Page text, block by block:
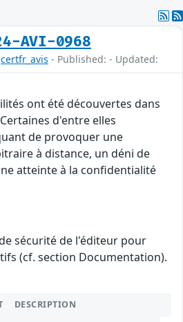
AVI-0968
certfr_avis - Published: - Updated:
ont été découvertes dans
d'entre elles
de provoquer une
à distance, un déni de
atteinte à la confidentialité
sécurité de l'éditeur pour
(cf. section Documentation).
DESCRIPTION